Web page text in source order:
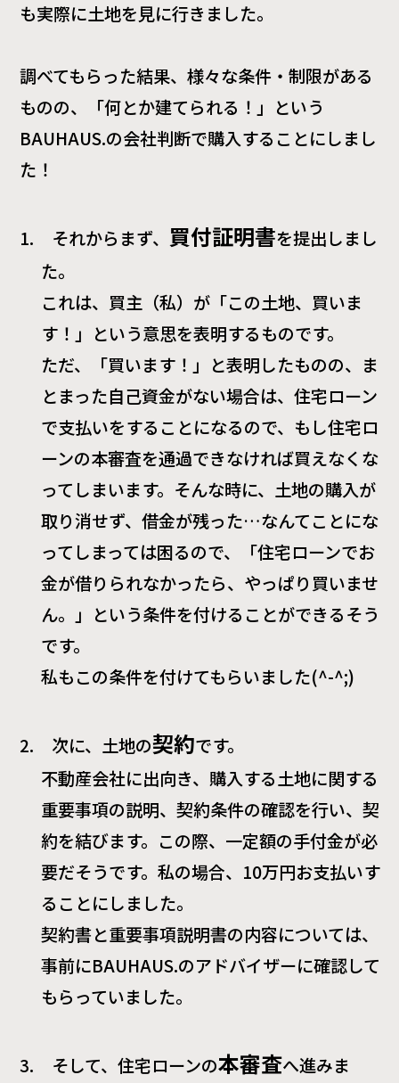
も実際に土地を見に行きました。
調べてもらった結果、様々な条件・制限がある
ものの、「何とか建てられる！」という
BAUHAUS.の会社判断で購入することにしまし
た！
1. それからまず、 買付証明書を提出しまし
た。
これは、買主（私）が「この土地、買いま
す！」という意思を表明するものです。
ただ、「買います！」と表明したものの、ま
とまった自己資金がない場合は、住宅ローン
で支払いをすることになるので、もし住宅ロ
ーンの本審査を通過できなければ買えなくな
ってしまいます。そんな時に、土地の購入が
取り消せず、借金が残った…なんてことにな
ってしまっては困るので、「住宅ローンでお
金が借りられなかったら、やっぱり買いませ
ん。」という条件を付けることができるそう
です。
私もこの条件を付けてもらいました(^-^;)
2. 次に、土地の契約です。
不動産会社に出向き、購入する土地に関する
重要事項の説明、契約条件の確認を行い、契
約を結びます。この際、一定額の手付金が必
要だそうです。私の場合、 10万円お支払いす
ることにしました。
契約書と重要事項説明書の内容については、
事前にBAUHAUS.のアドバイザーに確認して
もらっていました。
3. そして、住宅ローンの本審査へ進みま